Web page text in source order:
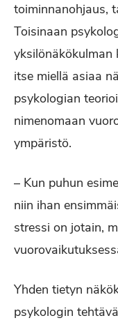
toiminnanohjaus,
Toisinaan
yksilönäkökulman
itse miellä asiaa
psykologian
nimenomaan
ympäristö.
– Kun puhun
niin ihan
stressi on jotain,
Yhden tietyn
psykologin